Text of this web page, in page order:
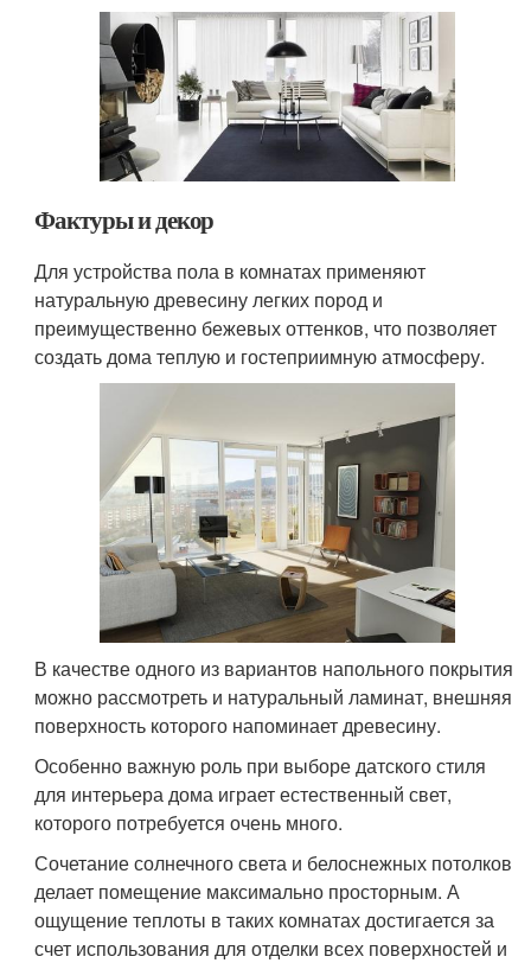
Фактуры и декор
Для устройства пола в комнатах применяют
натуральную древесину легких пород и
преимущественно бежевых оттенков, что позволяет
создать дома теплую и гостеприимную атмосферу.
В качестве одного из вариантов напольного покрытия
можно рассмотреть и натуральный ламинат, внешняя
поверхность которого напоминает древесину.
Особенно важную роль при выборе датского стиля
для интерьера дома играет естественный свет,
которого потребуется очень много.
Сочетание солнечного света и белоснежных потолков
делает помещение максимально просторным. А
ощущение теплоты в таких комнатах достигается за
счет использования для отделки всех поверхностей и